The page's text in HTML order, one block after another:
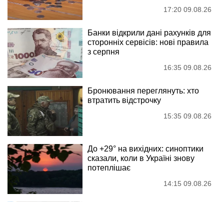
17:20 09.08.26
Банки відкрили дані рахунків для
сторонніх сервісів: нові правила
з серпня
16:35 09.08.26
Бронювання переглянуть: хто
втратить відстрочку
15:35 09.08.26
До +29° на вихідних: синоптики
сказали, коли в Україні знову
потеплішає
14:15 09.08.26